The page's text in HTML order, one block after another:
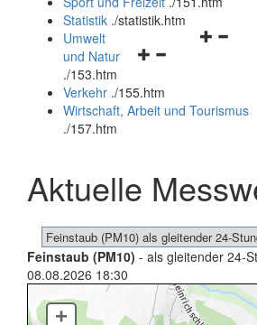
Statistik ./statistik.htm
Navigationsmenü
und
schließen
Umwelt
und Natur
./153.htm
Verkehr ./155.htm
Wirtschaft, Arbeit und Tourismus
./157.htm
Aktuelle
Feinstaub (PM10) - als gleitender 24-
08.08.2026 18:30
+